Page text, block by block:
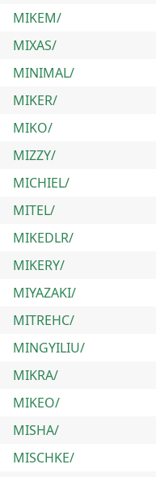
MIKEM/
MIXAS/
MINIMAL/
MIKER/
MIKO/
MIZZY/
MICHIEL/
MITEL/
MIKEDLR/
MIKERY/
MIYAZAKI/
MITREHC/
MINGYILIU/
MIKRA/
MIKEO/
MISHA/
MISCHKE/